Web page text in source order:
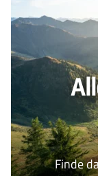
Finde